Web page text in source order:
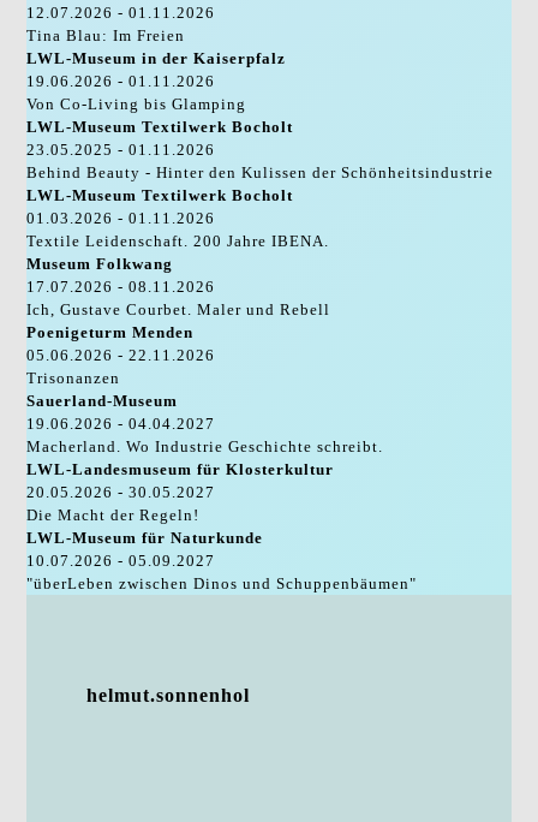
12.07.2026 - 01.11.2026
Tina Blau: Im Freien
LWL-Museum in der Kaiserpfalz
19.06.2026 - 01.11.2026
Von Co-Living bis Glamping
LWL-Museum Textilwerk Bocholt
23.05.2025 - 01.11.2026
Behind Beauty - Hinter den Kulissen der Schönheitsindustrie
LWL-Museum Textilwerk Bocholt
01.03.2026 - 01.11.2026
Textile Leidenschaft. 200 Jahre IBENA.
Museum Folkwang
17.07.2026 - 08.11.2026
Ich, Gustave Courbet. Maler und Rebell
Poenigeturm Menden
05.06.2026 - 22.11.2026
Trisonanzen
Sauerland-Museum
19.06.2026 - 04.04.2027
Macherland. Wo Industrie Geschichte schreibt.
LWL-Landesmuseum für Klosterkultur
20.05.2026 - 30.05.2027
Die Macht der Regeln!
LWL-Museum für Naturkunde
10.07.2026 - 05.09.2027
"überLeben zwischen Dinos und Schuppenbäumen"
helmut.sonnenhol